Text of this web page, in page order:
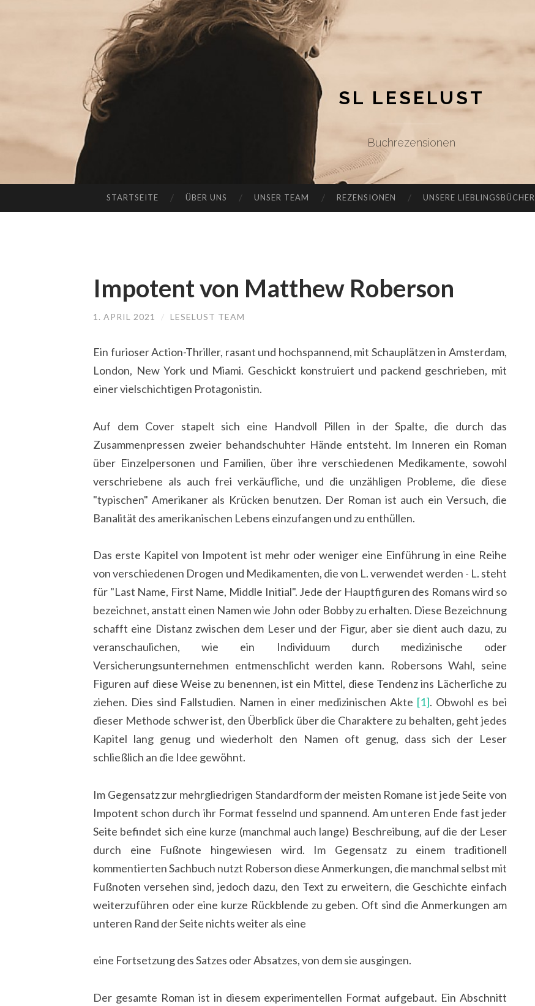
SL LESELUST
Buchrezensionen
TO
STARTSEITE ÜBER UNS UNSER TEAM REZENSIONEN UNSERE LIEBLINGSBÜCHER
Impotent von Matthew Roberson
1. APRIL 2021 / LESELUST TEAM
Ein furioser Action-Thriller, rasant und hochspannend, mit Schauplätzen in Amsterdam,
London, New York und Miami. Geschickt konstruiert und packend geschrieben, mit
einer vielschichtigen Protagonistin.
Auf dem Cover stapelt sich eine Handvoll Pillen in der Spalte, die durch das
Zusammenpressen zweier behandschuhter Hände entsteht. Im Inneren ein Roman
über Einzelpersonen und Familien, über ihre verschiedenen Medikamente, sowohl
verschriebene als auch frei verkäufliche, und die unzähligen Probleme, die diese
"typischen" Amerikaner als Krücken benutzen. Der Roman ist auch ein Versuch, die
Banalität des amerikanischen Lebens einzufangen und zu enthüllen.
Das erste Kapitel von Impotent ist mehr oder weniger eine Einführung in eine Reihe
von verschiedenen Drogen und Medikamenten, die von L. verwendet werden - L. steht
für "Last Name, First Name, Middle Initial". Jede der Hauptfiguren des Romans wird so
bezeichnet, anstatt einen Namen wie John oder Bobby zu erhalten. Diese Bezeichnung
schafft eine Distanz zwischen dem Leser und der Figur, aber sie dient auch dazu, zu
veranschaulichen, wie ein Individuum durch medizinische oder
Versicherungsunternehmen entmenschlicht werden kann. Robersons Wahl, seine
Figuren auf diese Weise zu benennen, ist ein Mittel, diese Tendenz ins Lächerliche zu
ziehen. Dies sind Fallstudien. Namen in einer medizinischen Akte [1]. Obwohl es bei
dieser Methode schwer ist, den Überblick über die Charaktere zu behalten, geht jedes
Kapitel lang genug und wiederholt den Namen oft genug, dass sich der Leser
schließlich an die Idee gewöhnt.
Im Gegensatz zur mehrgliedrigen Standardform der meisten Romane ist jede Seite von
Impotent schon durch ihr Format fesselnd und spannend. Am unteren Ende fast jeder
Seite befindet sich eine kurze (manchmal auch lange) Beschreibung, auf die der Leser
durch eine Fußnote hingewiesen wird. Im Gegensatz zu einem traditionell
kommentierten Sachbuch nutzt Roberson diese Anmerkungen, die manchmal selbst mit
Fußnoten versehen sind, jedoch dazu, den Text zu erweitern, die Geschichte einfach
weiterzuführen oder eine kurze Rückblende zu geben. Oft sind die Anmerkungen am
unteren Rand der Seite nichts weiter als eine
eine Fortsetzung des Satzes oder Absatzes, von dem sie ausgingen.
Der gesamte Roman ist in diesem experimentellen Format aufgebaut. Ein Abschnitt